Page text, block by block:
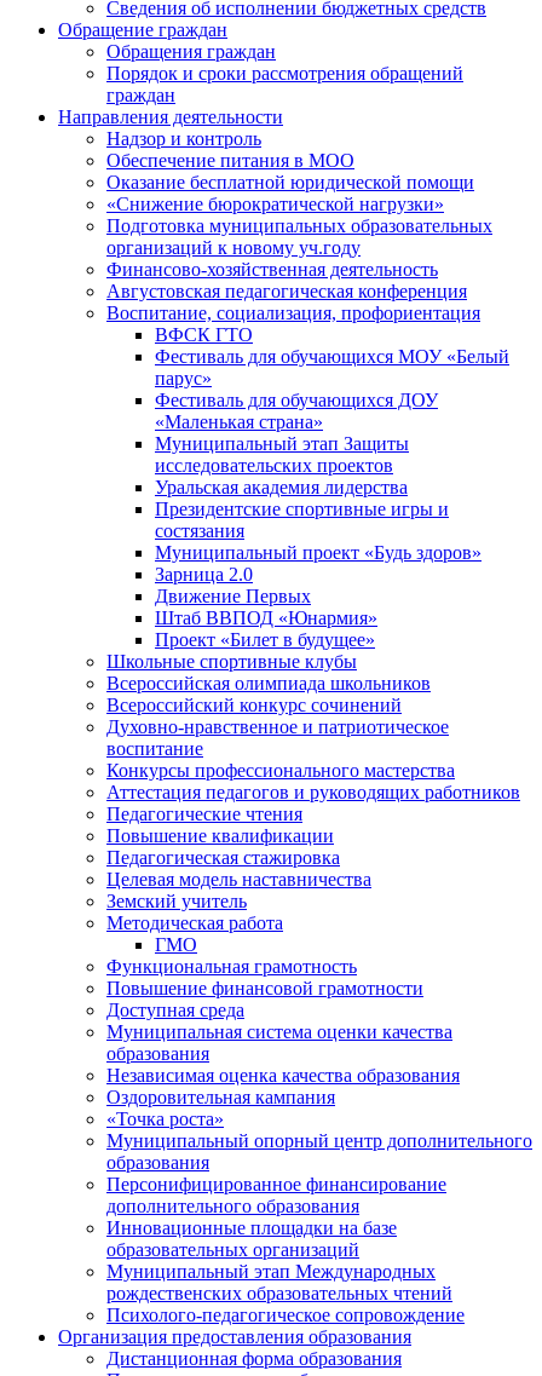
Сведения об исполнении бюджетных средств
Обращение граждан
Обращения граждан
Порядок и сроки рассмотрения обращений
граждан
Направления деятельности
Надзор и контроль
Обеспечение питания в МОО
Оказание бесплатной юридической помощи
«Снижение бюрократической нагрузки»
Подготовка муниципальных образовательных
организаций к новому уч.году
Финансово-хозяйственная деятельность
Августовская педагогическая конференция
Воспитание, социализация, профориентация
ВФСК ГТО
Фестиваль для обучающихся МОУ «Белый
парус»
Фестиваль для обучающихся ДОУ
«Маленькая страна»
Муниципальный этап Защиты
исследовательских проектов
Уральская академия лидерства
Президентские спортивные игры и
состязания
Муниципальный проект «Будь здоров»
Зарница 2.0
Движение Первых
Штаб ВВПОД «Юнармия»
Проект «Билет в будущее»
Школьные спортивные клубы
Всероссийская олимпиада школьников
Всероссийский конкурс сочинений
Духовно-нравственное и патриотическое
воспитание
Конкурсы профессионального мастерства
Аттестация педагогов и руководящих работников
Педагогические чтения
Повышение квалификации
Педагогическая стажировка
Целевая модель наставничества
Земский учитель
Методическая работа
ГМО
Функциональная грамотность
Повышение финансовой грамотности
Доступная среда
Муниципальная система оценки качества
образования
Независимая оценка качества образования
Оздоровительная кампания
«Точка роста»
Муниципальный опорный центр дополнительного
образования
Персонифицированное финансирование
дополнительного образования
Инновационные площадки на базе
образовательных организаций
Муниципальный этап Международных
рождественских образовательных чтений
Психолого-педагогическое сопровождение
Организация предоставления образования
Дистанционная форма образования